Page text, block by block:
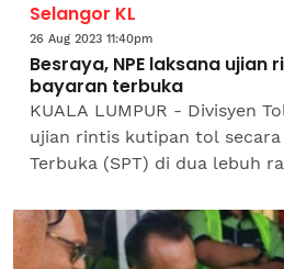
Selangor KL
26 Aug 2023 11:40pm
Besraya, NPE laksana ujian
bayaran terbuka
KUALA LUMPUR - Divisyen
ujian rintis kutipan tol secara
Terbuka (SPT) di dua lebuh
Lebuhraya Baru...